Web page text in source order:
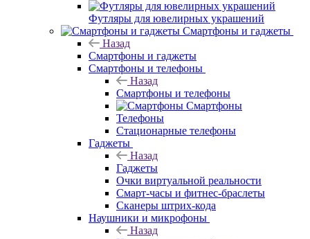
Футляры для ювелирных украшений
Смартфоны и гаджеты
Назад
Смартфоны и гаджеты
Смартфоны и телефоны
Назад
Смартфоны и телефоны
Смартфоны
Телефоны
Стационарные телефоны
Гаджеты
Назад
Гаджеты
Очки виртуальной реальности
Смарт-часы и фитнес-браслеты
Сканеры штрих-кода
Наушники и микрофоны
Назад